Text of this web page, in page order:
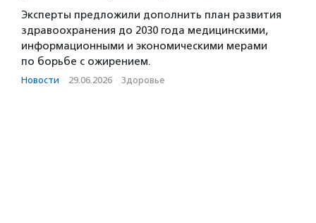
Эксперты предложили дополнить план развития
здравоохранения до 2030 года медицинскими,
информационными и экономическими мерами
по борьбе с ожирением.
Новости · 29.06.2026 · Здоровье